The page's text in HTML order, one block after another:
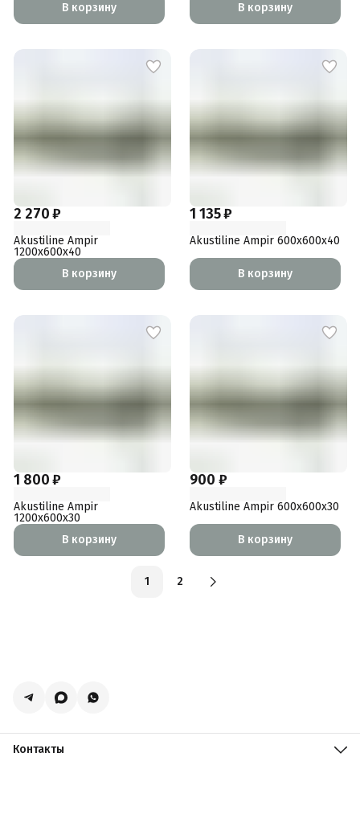
В корзину
В корзину
2 270 ₽
Akustiline Ampir
1200x600x40
В корзину
1 135 ₽
Akustiline Ampir 600x600x40
В корзину
1 800 ₽
Akustiline Ampir
1200x600x30
В корзину
900 ₽
Akustiline Ampir 600x600x30
В корзину
1 2
Контакты